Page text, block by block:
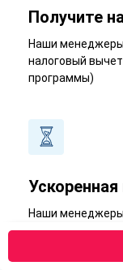
Получите
Наши менеджеры
налоговый
программы)
Наши менеджеры
в короткий срок